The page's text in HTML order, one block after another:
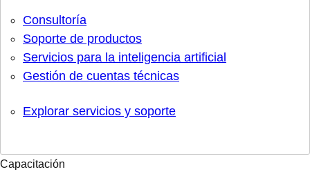
Consultoría
Soporte de productos
Servicios para la inteligencia artificial
Gestión de cuentas técnicas
Explorar servicios y soporte
Capacitación